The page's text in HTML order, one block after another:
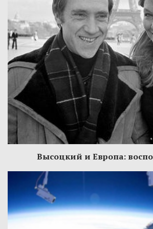
Высоцкий и Европа: